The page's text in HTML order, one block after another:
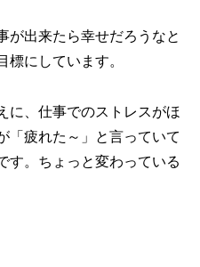
が出来たら幸せだろうなと
標にしています。
に、仕事でのストレスがほ
「疲れた～」と言っていて
す。ちょっと変わっている